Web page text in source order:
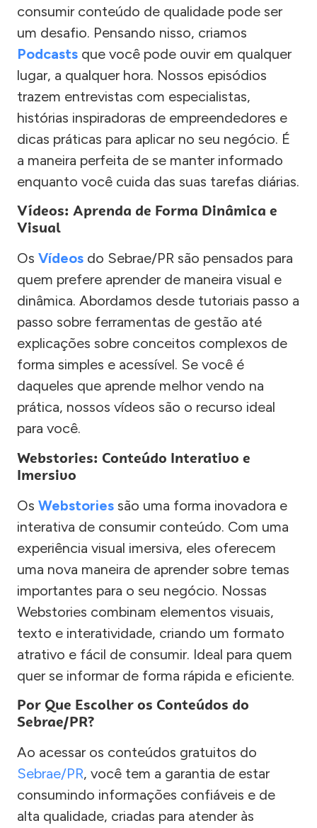
consumir conteúdo de qualidade pode ser
um desafio. Pensando nisso, criamos
Podcasts que você pode ouvir em qualquer
lugar, a qualquer hora. Nossos episódios
trazem entrevistas com especialistas,
histórias inspiradoras de empreendedores e
dicas práticas para aplicar no seu negócio. É
a maneira perfeita de se manter informado
enquanto você cuida das suas tarefas diárias.
Vídeos: Aprenda de Forma Dinâmica e
Visual
Os Vídeos do Sebrae/PR são pensados para
quem prefere aprender de maneira visual e
dinâmica. Abordamos desde tutoriais passo a
passo sobre ferramentas de gestão até
explicações sobre conceitos complexos de
forma simples e acessível. Se você é
daqueles que aprende melhor vendo na
prática, nossos vídeos são o recurso ideal
para você.
Webstories: Conteúdo Interativo e
Imersivo
Os Webstories são uma forma inovadora e
interativa de consumir conteúdo. Com uma
experiência visual imersiva, eles oferecem
uma nova maneira de aprender sobre temas
importantes para o seu negócio. Nossas
Webstories combinam elementos visuais,
texto e interatividade, criando um formato
atrativo e fácil de consumir. Ideal para quem
quer se informar de forma rápida e eficiente.
Por Que Escolher os Conteúdos do
Sebrae/PR?
Ao acessar os conteúdos gratuitos do
Sebrae/PR, você tem a garantia de estar
consumindo informações confiáveis e de
alta qualidade, criadas para atender às